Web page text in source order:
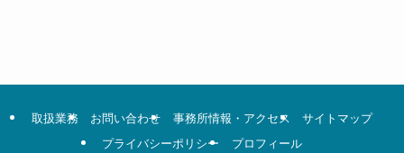
取扱業務 お問い合わせ 事務所情報・アクセス
サイトマップ
プライバシーポリシー
プロフィール